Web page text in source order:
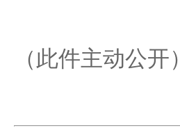
（此件主动公开）